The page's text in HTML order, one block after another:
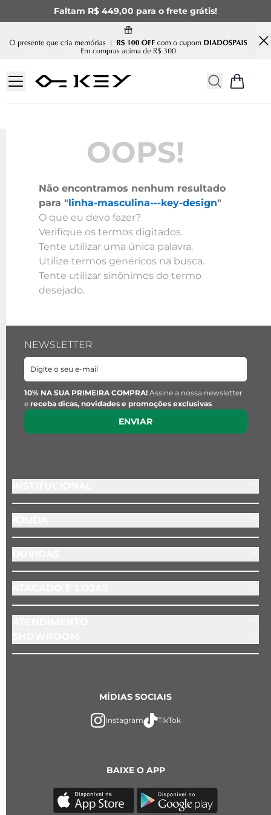
Faltam R$ 449,00 para o frete grátis!
OOPS!
Não encontramos nenhum resultado
para "linha-masculina---key-design"
O que eu devo fazer?
Verifique os termos digitados.
Tente utilizar uma única palavra.
Utilize termos genéricos na busca.
Tente utilizar sinônimos do termo
desejado.
NEWSLETTER
10% NA SUA PRIMEIRA COMPRA! Assine a nossa newsletter
e receba dicas, novidades e promoções exclusivas
ENVIAR
BAIXE O APP
MÍDIAS SOCIAIS
Instagram TikTok